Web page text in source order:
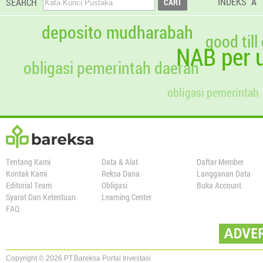
NAB per
deposito mudharabah
obligasi pemerintah
obligasi pemerintah daerah
good till
Tentang Kami
Kontak Kami
Editorial Team
Syarat Dan Ketentuan
FAQ
Data & Alat
Reksa Dana
Obligasi
Learning Center
Daftar Member
Langganan Data
Buka Account
Copyright © 2026 PT.Bareksa Portal Investasi